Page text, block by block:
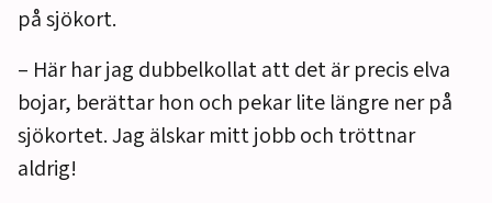
på sjökort.
– Här har jag dubbelkollat att det är precis elva
bojar, berättar hon och pekar lite längre ner på
sjökortet. Jag älskar mitt jobb och tröttnar
aldrig!